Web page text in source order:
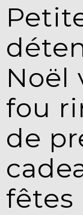
Noël
fou
de
fêtes